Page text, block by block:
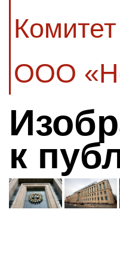
ООО
к